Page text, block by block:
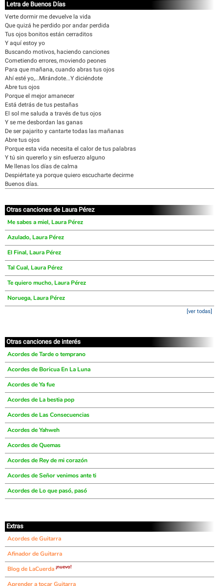
Letra de Buenos Días
Verte dormir me devuelve la vida
Que quizá he perdido por andar perdida
Tus ojos bonitos están cerraditos
Y aquí estoy yo
Buscando motivos, haciendo canciones
Cometiendo errores, moviendo peones
Para que mañana, cuando abras tus ojos
Ahí esté yo,...Mirándote...Y diciéndote
Abre tus ojos
Porque el mejor amanecer
Está detrás de tus pestañas
El sol me saluda a través de tus ojos
Y se me desbordan las ganas
De ser pajarito y cantarte todas las mañanas
Abre tus ojos
Porque esta vida necesita el calor de tus palabras
Y tú sin quererlo y sin esfuerzo alguno
Me llenas los días de calma
Despiértate ya porque quiero escucharte decirme
Buenos días.
Otras canciones de Laura Pérez
Me sabes a miel, Laura Pérez
Azulado, Laura Pérez
El Final, Laura Pérez
Tal Cual, Laura Pérez
Te quiero mucho, Laura Pérez
Noruega, Laura Pérez
[ver todas]
Otras canciones de interés
Acordes de Tarde o temprano
Acordes de Boricua En La Luna
Acordes de Ya fue
Acordes de La bestia pop
Acordes de Las Consecuencias
Acordes de Yahweh
Acordes de Quemas
Acordes de Rey de mi corazón
Acordes de Señor venimos ante ti
Acordes de Lo que pasó, pasó
Extras
Acordes de Guitarra
Afinador de Guitarra
Blog de LaCuerda ¡nuevo!
Aprender a tocar Guitarra